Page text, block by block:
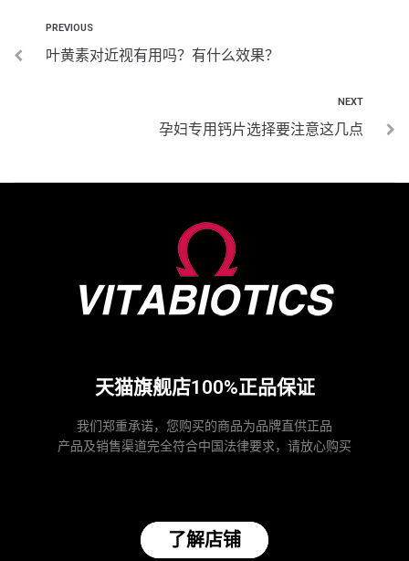
PREVIOUS
叶黄素对近视有用吗？有什么效果？
NEXT
孕妇专用钙片选择要注意这几点
天猫旗舰店100%正品保证
我们郑重承诺，您购买的商品为品牌直供正品
产品及销售渠道完全符合中国法律要求，请放心购买
了解店铺